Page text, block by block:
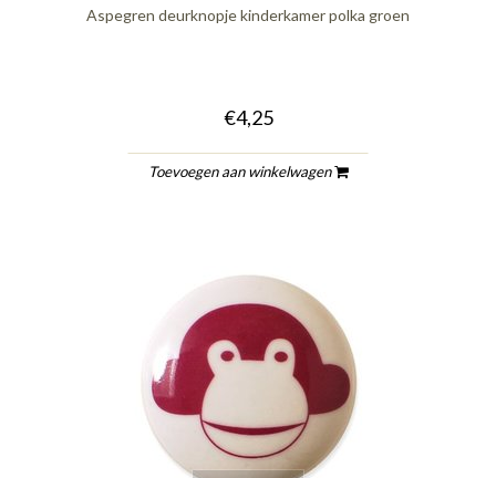
Aspegren deurknopje kinderkamer polka groen
€4,25
Toevoegen aan winkelwagen